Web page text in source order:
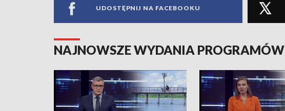
UDOSTĘPNIJ NA FACEBOOKU
NAJNOWSZE WYDANIA PROGRAMÓW